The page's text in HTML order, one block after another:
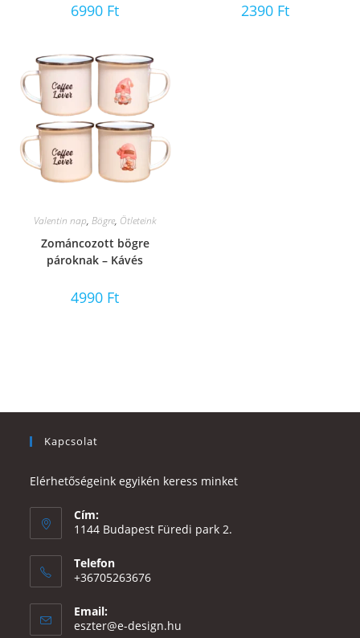
6990 Ft 2390 Ft
Valentin nap, Bögre, Ötleteink
Zománcozott bögre
pároknak – Kávés
4990 Ft
Kapcsolat
Elérhetőségeink egyikén keress minket
Cím:
1144 Budapest Füredi park 2.
Telefon
+36705263676
Email:
eszter@e-design.hu